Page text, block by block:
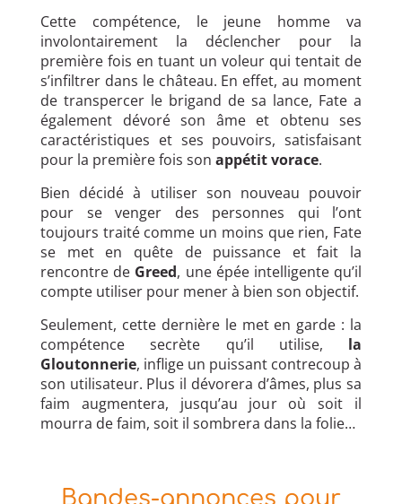
Cette compétence, le jeune homme va
involontairement la déclencher pour la
première fois en tuant un voleur qui tentait de
s’infiltrer dans le château. En effet, au moment
de transpercer le brigand de sa lance, Fate a
également dévoré son âme et obtenu ses
caractéristiques et ses pouvoirs, satisfaisant
pour la première fois son appétit vorace.
Bien décidé à utiliser son nouveau pouvoir
pour se venger des personnes qui l’ont
toujours traité comme un moins que rien, Fate
se met en quête de puissance et fait la
rencontre de Greed, une épée intelligente qu’il
compte utiliser pour mener à bien son objectif.
Seulement, cette dernière le met en garde : la
compétence secrète qu’il utilise, la
Gloutonnerie, inflige un puissant contrecoup à
son utilisateur. Plus il dévorera d’âmes, plus sa
faim augmentera, jusqu’au jour où soit il
mourra de faim, soit il sombrera dans la folie…
Bandes-annonces pour